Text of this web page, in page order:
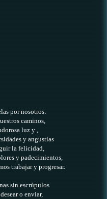
por nosotros:
caminos,
luz y ,
y angustias
la felicidad,
y padecimientos,
trabajar y progresar.
sin escrúpulos
o enviar,